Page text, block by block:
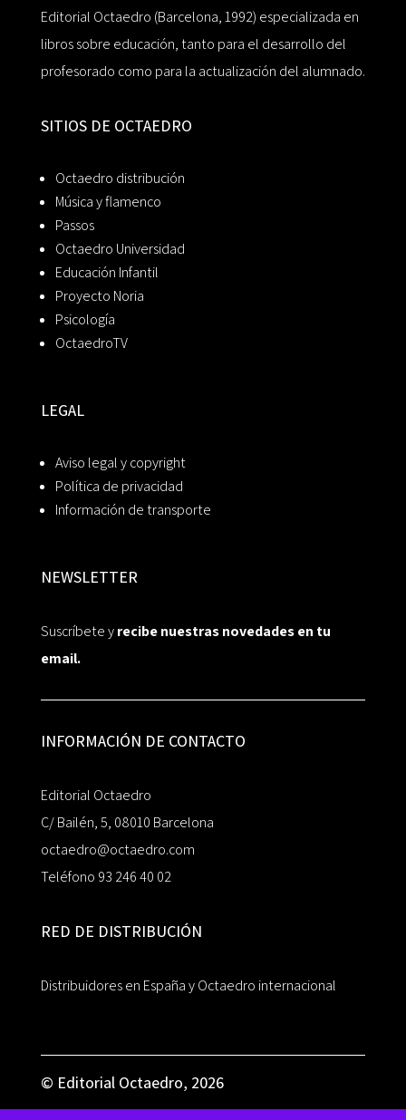
Editorial Octaedro (Barcelona, 1992) especializada en
libros sobre educación, tanto para el desarrollo del
profesorado como para la actualización del alumnado.
SITIOS DE OCTAEDRO
Octaedro distribución
Música y flamenco
Passos
Octaedro Universidad
Educación Infantil
Proyecto Noria
Psicología
OctaedroTV
LEGAL
Aviso legal y copyright
Política de privacidad
Información de transporte
NEWSLETTER
Suscríbete yrecibe nuestras novedades en tu
email.
INFORMACIÓN DE CONTACTO
Editorial Octaedro
C/ Bailén, 5, 08010 Barcelona
octaedro@octaedro.com
Teléfono 93 246 40 02
RED DE DISTRIBUCIÓN
Distribuidores en España y Octaedro internacional
© Editorial Octaedro, 2026